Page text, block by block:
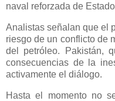
naval reforzada de
Analistas señalan que el
riesgo de un conflicto de
del petróleo. Pakistán,
consecuencias de la
activamente el diálogo.
Hasta el momento no